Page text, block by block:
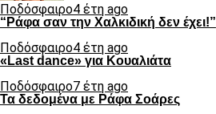
Ποδόσφαιρο4 έτη ago
“Ράφα σαν την Χαλκιδική δεν έχει!”
Ποδόσφαιρο4 έτη ago
«Last dance» για Κουαλιάτα
Ποδόσφαιρο7 έτη ago
Τα δεδομένα με Ράφα Σοάρες